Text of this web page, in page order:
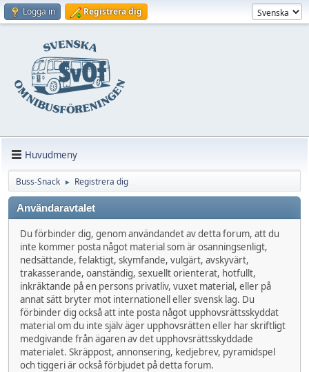
Logga in Registrera dig
Huvudmeny
Buss-Snack ► Registrera dig
Användaravtalet
Du förbinder dig, genom användandet av detta forum, att du
inte kommer posta något material som är osanningsenligt,
nedsättande, felaktigt, skymfande, vulgärt, avskyvärt,
trakasserande, oanständig, sexuellt orienterat, hotfullt,
inkräktande på en persons privatliv, vuxet material, eller på
annat sätt bryter mot internationell eller svensk lag. Du
förbinder dig också att inte posta något upphovsrättsskyddat
material om du inte själv äger upphovsrätten eller har skriftligt
medgivande från ägaren av det upphovsrättsskyddade
materialet. Skräppost, annonsering, kedjebrev, pyramidspel
och tiggeri är också förbjudet på detta forum.